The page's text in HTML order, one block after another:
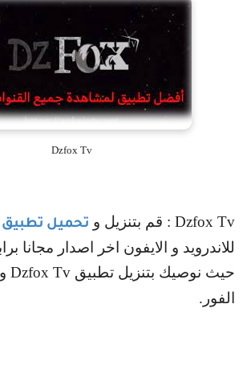
Dzfox Tv
Dzfox Tv : قم بتنزيل و تحميل تطبيق
للاندرويد و الايفون اخر اصدار مجانا
حيث نوصيك بتنزيل تطبيق Dzfox Tv
الفور.